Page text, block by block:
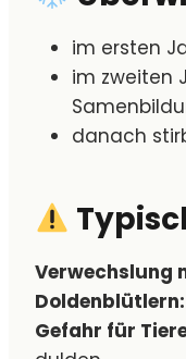
im ersten
im zweiten
danach
Verwechslung
Doldenblütlern:
Gefahr für